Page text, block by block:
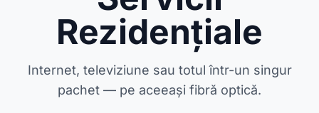
Rezidențiale
Internet, televiziune sau totul într-un singur
pachet — pe aceeași fibră optică.